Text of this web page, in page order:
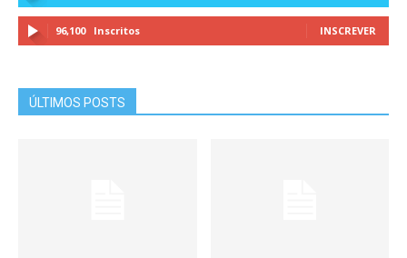
96,100 Inscritos INSCREVER
ÚLTIMOS POSTS